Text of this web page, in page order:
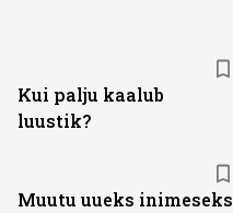
Kui palju kaalub
luustik?
Muutu uueks inimeseks